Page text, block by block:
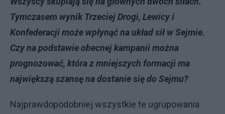
Tymczasem wynik Trzeciej Drogi, Lewicy i
Konfederacji może wpłynąć na układ sił w Sejmie.
Czy na podstawie obecnej kampanii można
prognozować, która z mniejszych formacji ma
największą szansę na dostanie się do Sejmu?
Najprawdopodobniej wszystkie te ugrupowania